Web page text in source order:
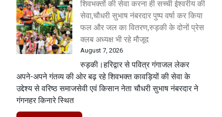
शिवभक्तों की सेवा करना ही सच्ची ईश्वरीय की
सेवा,चौधरी सुभाष नंबरदार पुष्प वर्षा कर किया
फल और जल का वितरण,रुड़की के दोनों प्रेस
क्लब अध्यक्ष भी रहे मौजूद
August 7, 2026
रुड़की।हरिद्वार से पवित्र गंगाजल लेकर
अपने-अपने गंतव्य की ओर बढ़ रहे शिवभक्त कावड़ियों की सेवा के
उद्देश्य से वरिष्ठ समाजसेवी एवं किसान नेता चौधरी सुभाष नंबरदार ने
गंगनहर किनारे स्थित